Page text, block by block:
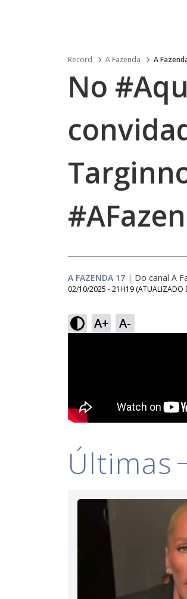
Record A Fazenda A
No
A FAZENDA 17 | Do canal A
02/10/2025 - 21H19 (ATUALIZADO
A+ A-
Últimas